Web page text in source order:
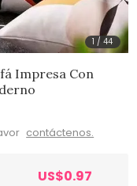
1 /44
Impresa Con
contáctenos.
US$0.97